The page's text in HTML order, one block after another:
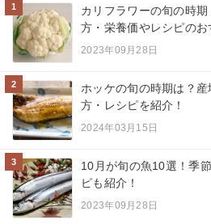
1
カリフラワーの旬の時
方・栄養価やレシピのお
2023年09月28日
2
ホッケの旬の時期は？
方・レシピを紹介！
2024年03月15日
3
10月が旬の魚10選！季
ピも紹介！
2023年09月28日